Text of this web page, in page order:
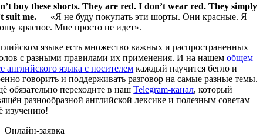
buy these shorts. They are red. I don’t wear red.They simply
suit me. ― «Я не буду покупать эти шорты. Они красные. Я
красное. Мне просто не идет».
языке есть множество важных и распространенных
с разными правилами их применения. И на нашемобщем
английского языка с носителем каждый научится бегло и
говорить и поддерживать разговор на самые разные темы.
обязательно переходите в нашTelegram-канал, который
разнообразной английской лексике и полезным советам
изучению!
Онлайн-заявка